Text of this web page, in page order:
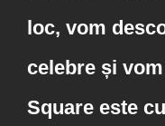
loc, vom
celebre și
Square este